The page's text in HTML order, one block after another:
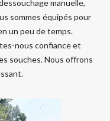
manuelle,
sommes équipés pour
un peu de temps.
nous confiance et
souches. Nous offrons